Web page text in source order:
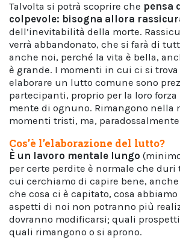
Talvolta si potrà scoprire che pensa
colpevole: bisogna allora
dell’inevitabilità della morte.
verrà abbandonato, che si farà di
anche noi, perché la vita è bella,
è grande. I momenti in cui ci si
elaborare un lutto comune sono
partecipanti, proprio per la loro
mente di ognuno. Rimangono nella
momenti tristi, ma,
Cos’è l’elaborazione del lutto?
È un lavoro mentale lungo
per certe perdite è normale che
cui cerchiamo di capire bene,
che cosa ci è capitato, cosa
aspetti di noi non potranno più
dovranno modificarsi; quali
quali rimangono o si aprono.